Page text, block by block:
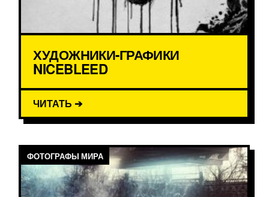
ХУДОЖНИКИ-ГРАФИКИ
NICEBLEED
ЧИТАТЬ ➔
ФОТОГРАФЫ МИРА